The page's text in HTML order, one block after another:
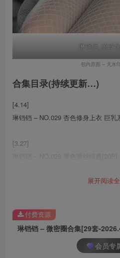
琳铛铛_凉皮
包内原图 – 无水
合集目录(持续更新…)
[4.14]
琳铛铛 – NO.029 杏色修身上衣 巨乳
[3.27]
[12.10]
琳铛铛 – NO.026 迷你格子裙[28P-
展开阅读
琳铛铛 – 微密圈合集[29套-
会员专
付费资源